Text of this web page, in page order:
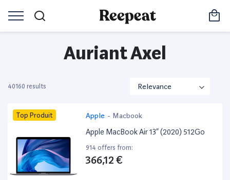
Auriant Axel
40160 results
Top Produit Apple - Macbook
Apple MacBook Air 13” (2020) 512Go
914 offers from:
366,12 €